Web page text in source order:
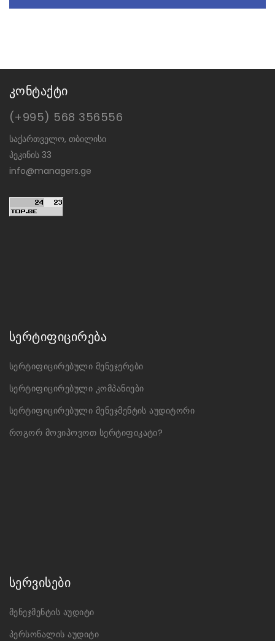
მენეჯერთა ფორუმი
მენეჯერთა ასოციაცია ორგანიზებას უწევს
ყოველწლიურ ფორუმს
კონტაქტი
(+995) 568 356556
საქართველო, თბილისი
პეკინის 33
info@managers.ge
სერტიფიცირება
სერტიფიცირებული მენეჯერები
სერტიფიცირებული კომპანიები
სერტიფიცირებული მენეჯმენტის აუდიტორი
როგორ მოვიპოვოთ სერტიფიკატი?
სერვისები
მენეჯმენტის აუდიტი
პერსონალის აუდიტი